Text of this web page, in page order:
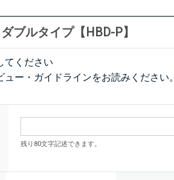
ブルタイプ【HBD-P】
てください
ュー・ガイドラインをお読みください。
残り80文字記述できます。